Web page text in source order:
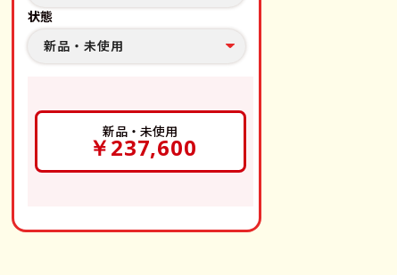
状態
新品・未使用
新品・未使用
￥237,600